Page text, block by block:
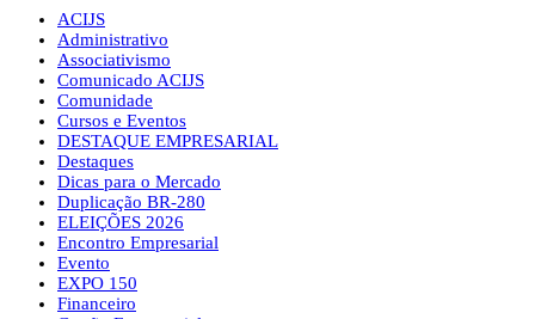
ACIJS
Administrativo
Associativismo
Comunicado ACIJS
Comunidade
Cursos e Eventos
DESTAQUE EMPRESARIAL
Destaques
Dicas para o Mercado
Duplicação BR-280
ELEIÇÕES 2026
Encontro Empresarial
Evento
EXPO 150
Financeiro